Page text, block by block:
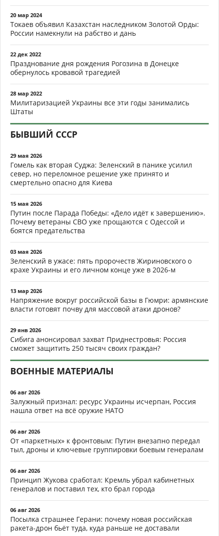
20 мар 2024
Токаев объявил Казахстан наследником Золотой Орды:
России намекнули на рабство и дань
22 дек 2022
Празднование дня рождения Рогозина в Донецке
обернулось кровавой трагедией
28 мар 2022
Милитаризацией Украины все эти годы занимались
Штаты
БЫВШИЙ СССР
29 мая 2026
Гомель как вторая Суджа: Зеленский в панике усилил
север, но переломное решение уже принято и
смертельно опасно для Киева
15 мая 2026
Путин после Парада Победы: «Дело идёт к завершению».
Почему ветераны СВО уже прощаются с Одессой и
боятся предательства
03 мая 2026
Зеленский в ужасе: пять пророчеств Жириновского о
крахе Украины и его личном конце уже в 2026-м
13 мар 2026
Напряжение вокруг российской базы в Гюмри: армянские
власти готовят почву для массовой атаки дронов?
29 янв 2026
Сибига анонсировал захват Приднестровья: Россия
сможет защитить 250 тысяч своих граждан?
ВОЕННЫЕ МАТЕРИАЛЫ
06 авг 2026
Залужный признал: ресурс Украины исчерпан, Россия
нашла ответ на всё оружие НАТО
06 авг 2026
От «паркетных» к фронтовым: Путин внезапно передал
тыл, дроны и ключевые группировки боевым генералам
06 авг 2026
Принцип Жукова сработал: Кремль убрал кабинетных
генералов и поставил тех, кто брал города
06 авг 2026
Посылка страшнее Герани: почему новая российская
ракета-дрон бьёт туда, куда раньше не доставали